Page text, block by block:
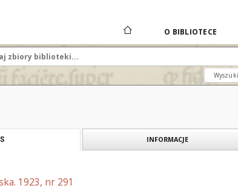
O BIBLIOTECE
INFORMACJE
1923, nr 291